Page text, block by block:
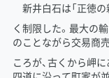
新井白石は「正徳の
く制限した。最大の
のことながら交易商
ころが、古くから岬